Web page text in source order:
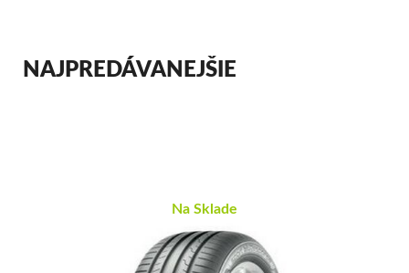
NAJPREDÁVANEJŠIE
Na Sklade